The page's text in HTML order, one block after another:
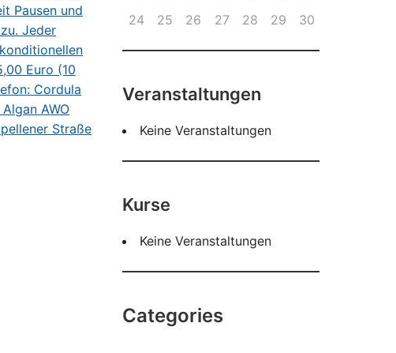
24
25 26 27 28 29 30
Veranstaltungen
Keine Veranstaltungen
Kurse
Keine Veranstaltungen
Categories